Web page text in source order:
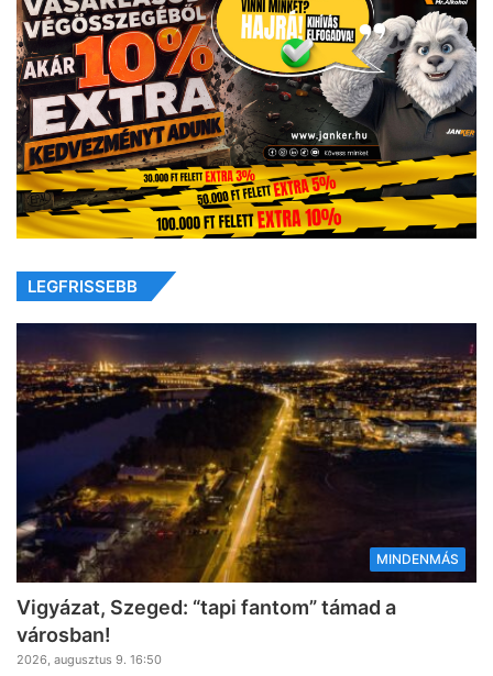
LEGFRISSEBB
MINDENMÁS
Vigyázat, Szeged: “tapi fantom” támad a
városban!
2026, augusztus 9. 16:50